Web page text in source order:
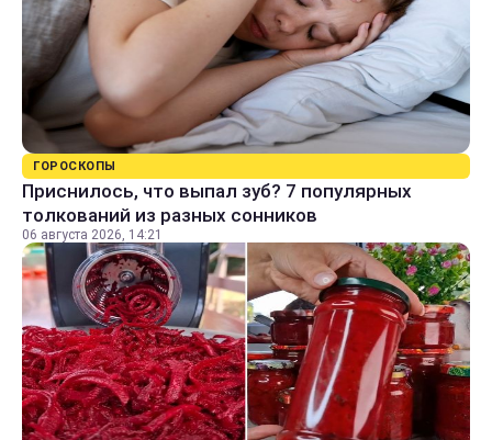
ГОРОСКОПЫ
Приснилось, что выпал зуб? 7 популярных
толкований из разных сонников
06 августа 2026, 14:21